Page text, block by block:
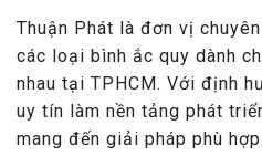
Thuận Phát là đơn vị
các loại bình ắc quy dành
nhau tại TPHCM. Với định
uy tín làm nền tảng phát
mang đến giải pháp phù